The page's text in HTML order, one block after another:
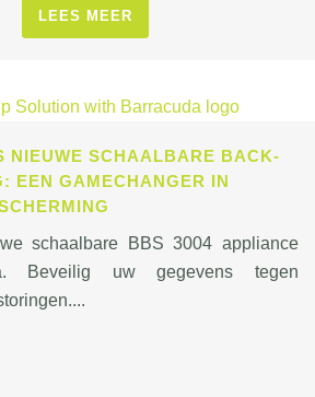
LEES MEER
NIEUWE SCHAALBARE BACK-
EEN GAMECHANGER IN
schaalbare BBS 3004 appliance
Beveilig uw gegevens tegen